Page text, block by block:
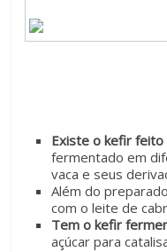
Existe o kefir
fermentado em
vaca e seus
Além do
com o leite de
Tem o kefir
açúcar para